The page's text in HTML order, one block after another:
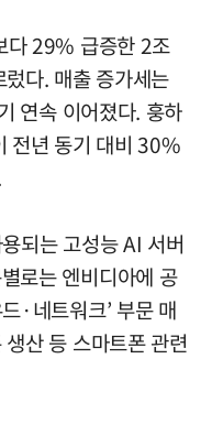
다 29% 급증한 2조
다. 매출 증가세는
연속 이어졌다. 훙하
전년 동기 대비 30%
되는 고성능 AI 서버
로는 엔비디아에 공
·네트워크’ 부문 매
산 등 스마트폰 관련